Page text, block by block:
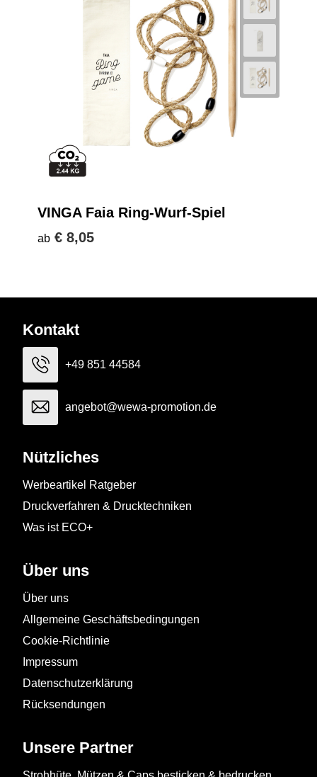
VINGA Faia Ring-Wurf-Spiel
ab € 8,05
Kontakt
+49 851 44584
angebot@wewa-promotion.de
Nützliches
Werbeartikel Ratgeber
Druckverfahren & Drucktechniken
Was ist ECO+
Über uns
Über uns
Allgemeine Geschäftsbedingungen
Cookie-Richtlinie
Impressum
Datenschutzerklärung
Rücksendungen
Unsere Partner